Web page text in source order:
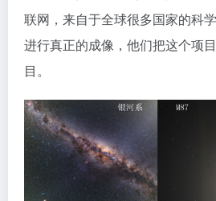
联网，来自于全球很多国家的科
进行真正的成像，他们把这个项
目。